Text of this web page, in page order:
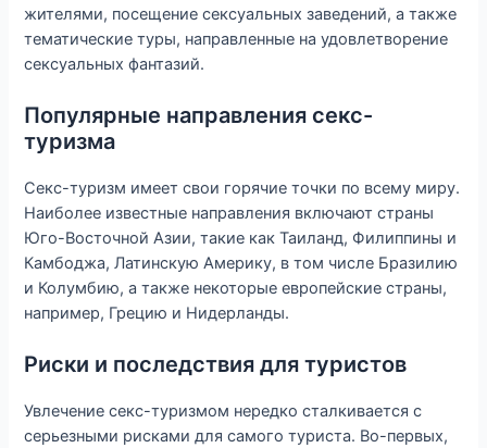
жителями, посещение сексуальных заведений, а также
тематические туры, направленные на удовлетворение
сексуальных фантазий.
Популярные направления секс-
туризма
Секс-туризм имеет свои горячие точки по всему миру.
Наиболее известные направления включают страны
Юго-Восточной Азии, такие как Таиланд, Филиппины и
Камбоджа, Латинскую Америку, в том числе Бразилию
и Колумбию, а также некоторые европейские страны,
например, Грецию и Нидерланды.
Риски и последствия для туристов
Увлечение секс-туризмом нередко сталкивается с
серьезными рисками для самого туриста. Во-первых,